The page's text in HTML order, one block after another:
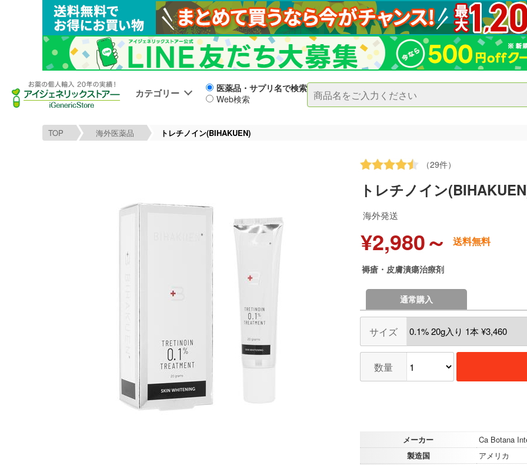
カテゴリー
医薬品・サプリ名で検索
Web検索
TOP 海外医薬品 トレチノイン(BIHAKUEN)
（29件）
トレチノイン
海外発送
¥2,980～ 送料無料
褥瘡・皮膚潰瘍治療剤
通常購入
サイズ
数量
メーカー
Ca Botana
製造国
アメリカ